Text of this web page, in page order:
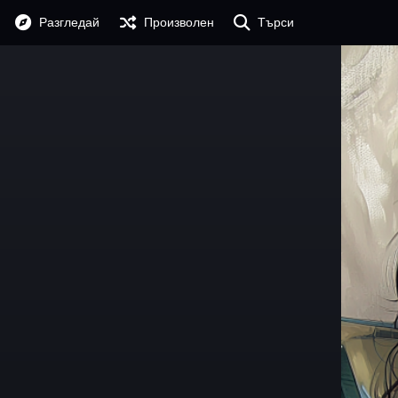
Разгледай Произволен Търси